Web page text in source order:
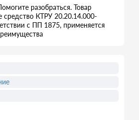
разобраться. Товар
КТРУ 20.20.14.000-
с ПП 1875, применяется